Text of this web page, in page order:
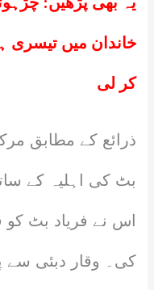
خاندان میں تیسری
کر لی
ذرائع کے مطابق
بٹ کی اہلیہ کے
اس نے فریاد بٹ کو
کی۔ وقار دبئی سے